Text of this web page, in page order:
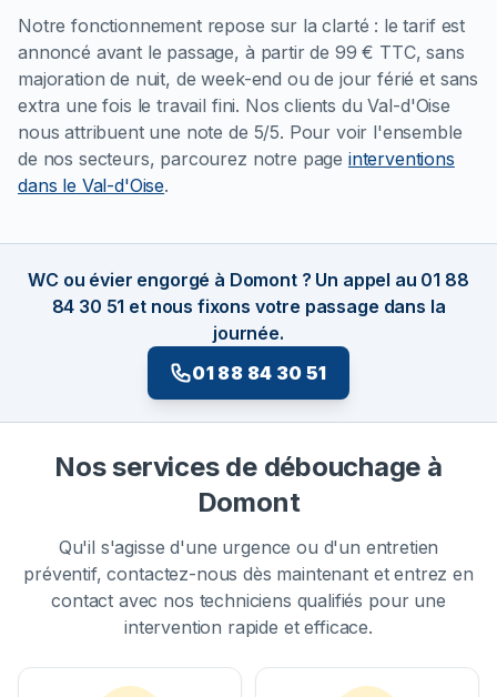
Notre fonctionnement repose sur la clarté : le tarif est
annoncé avant le passage, à partir de 99 € TTC, sans
majoration de nuit, de week-end ou de jour férié et sans
extra une fois le travail fini. Nos clients du Val-d'Oise
nous attribuent une note de 5/5. Pour voir l'ensemble
de nos secteurs, parcourez notre page interventions
dans le Val-d'Oise.
WC ou évier engorgé à Domont ? Un appel au 01 88
84 30 51 et nous fixons votre passage dans la
journée.
01 88 84 30 51
Nos services de débouchage à
Domont
Qu'il s'agisse d'une urgence ou d'un entretien
préventif, contactez-nous dès maintenant et entrez en
contact avec nos techniciens qualifiés pour une
intervention rapide et efficace.